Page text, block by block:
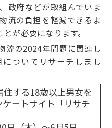
政府などが取組んでいま
流の負担を軽減できるよ
が必要になります。
流の2024年問題に関連し
ついてリサーチしまし
する18歳以上男女を
ートサイト「リサチ